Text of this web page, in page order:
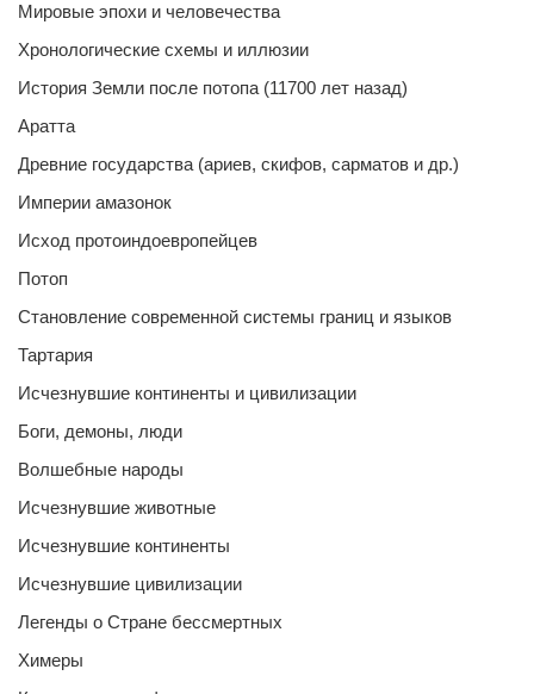
Мировые эпохи и человечества
Хронологические схемы и иллюзии
История Земли после потопа (11700 лет назад)
Аратта
Древние государства (ариев, скифов, сарматов и др.)
Империи амазонок
Исход протоиндоевропейцев
Потоп
Становление современной системы границ и языков
Тартария
Исчезнувшие континенты и цивилизации
Боги, демоны, люди
Волшебные народы
Исчезнувшие животные
Исчезнувшие континенты
Исчезнувшие цивилизации
Легенды о Стране бессмертных
Химеры